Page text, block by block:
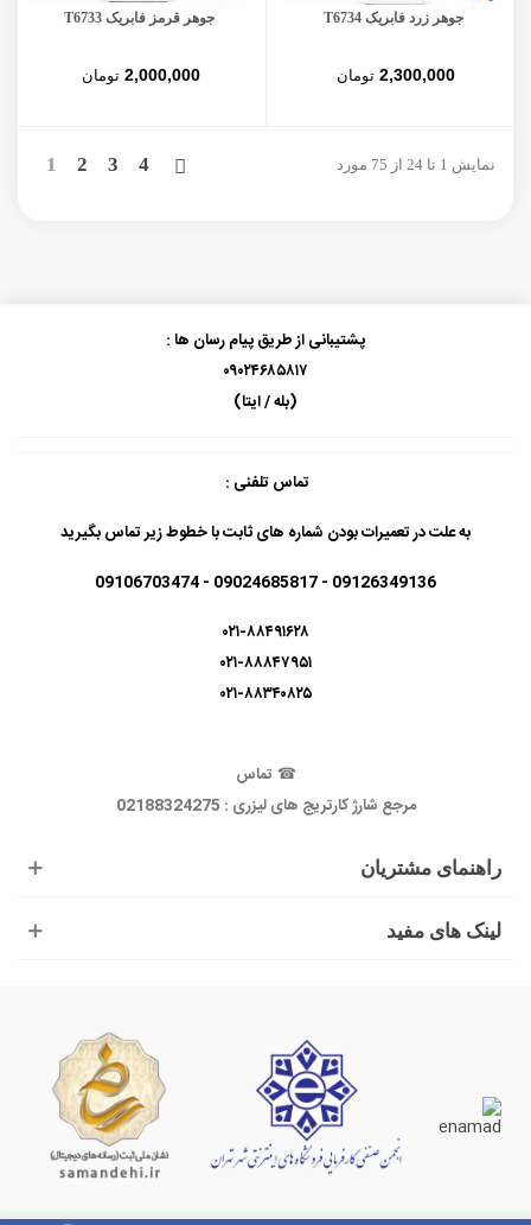
جوهر زرد فابریک T6734
2,300,000 تومان
جوهر قرمز فابریک T6733
2,000,000 تومان
نمایش 1 تا 24 از 75 مورد 1 2 3 4
بعدی
راهنمای مشتریان
لینک های مفید
پشتیبانی از طریق پیام رسان ها :
۰۹۰۲۴۶۸۵۸۱۷
(بله / ایتا)
تماس تلفنی :
به علت در تعمیرات بودن شماره های ثابت با خطوط زیر تماس بگیرید
09126349136 - 09024685817 - 09106703474
۰۲۱-۸۸۴۹۱۶۲۸
۰۲۱-۸۸۸۴۷۹۵۱
۰۲۱-۸۸۳۴۰۸۲۵
☎ تماس
مرجع شارژ کارتریج های لیزری : 02188324275